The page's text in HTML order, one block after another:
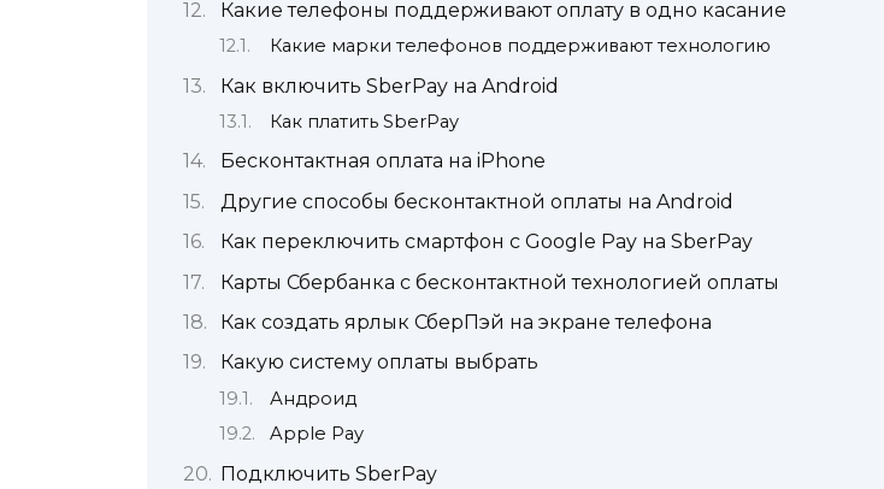
Какие телефоны поддерживают оплату в одно касание
Какие марки телефонов поддерживают технологию
Как включить SberPay на Android
Как платить SberPay
Бесконтактная оплата на iPhone
Другие способы бесконтактной оплаты на Android
Как переключить смартфон с Google Pay на SberPay
Карты Сбербанка с бесконтактной технологией оплаты
Как создать ярлык СберПэй на экране телефона
Какую систему оплаты выбрать
Андроид
Apple Pay
Подключить SberPay